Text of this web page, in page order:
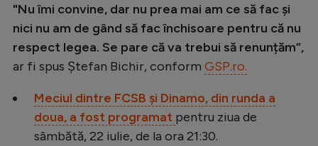
Natație
Formula 1
Gimnastică
Auto
Rugby
"Nu îmi convine, dar nu prea mai am ce să fac și
nici nu am de gând să fac închisoare pentru că nu
respect legea. Se pare că va trebui să renunțăm”,
ar fi spus Ștefan Bichir, conform GSP.ro.
Meciul dintre FCSB și Dinamo, din runda a
doua, a fost programat pentru ziua de
sâmbătă, 22 iulie, de la ora 21:30.